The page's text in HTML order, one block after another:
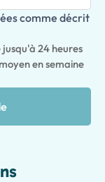
comme décrit
24 heures
en semaine